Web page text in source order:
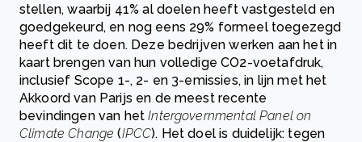
stellen, waarbij 41% al doelen heeft vastgesteld en
goedgekeurd, en nog eens 29% formeel toegezegd
heeft dit te doen. Deze bedrijven werken aan het in
kaart brengen van hun volledige CO2-voetafdruk,
inclusief Scope 1-, 2- en 3-emissies, in lijn met het
Akkoord van Parijs en de meest recente
bevindingen van hetIntergovernmental Panel on
Climate Change (IPCC). Het doel is duidelijk: tegen